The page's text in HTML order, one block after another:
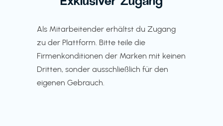
Als Mitarbeitender erhältst du Zugang
zu der Plattform. Bitte teile die
Firmenkonditionen der Marken mit keinen
Dritten, sonder ausschließlich für den
eigenen Gebrauch.